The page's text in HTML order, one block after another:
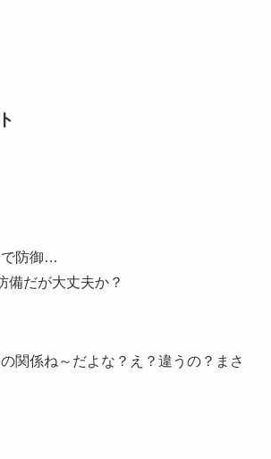
で防御…
備だが大丈夫か？
関係ね～だよな？え？違うの？まさ